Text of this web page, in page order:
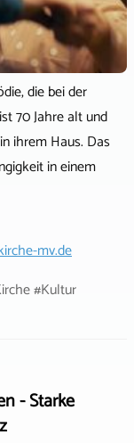
die bei der
70 Jahre alt und
ihrem Haus. Das
in einem
mv.de
#Kultur
- Starke